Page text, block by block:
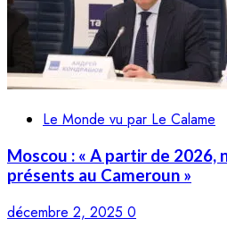
Le Monde vu par Le Calame
Moscou : « A partir de 2026,
présents au Cameroun »
décembre 2, 2025 0